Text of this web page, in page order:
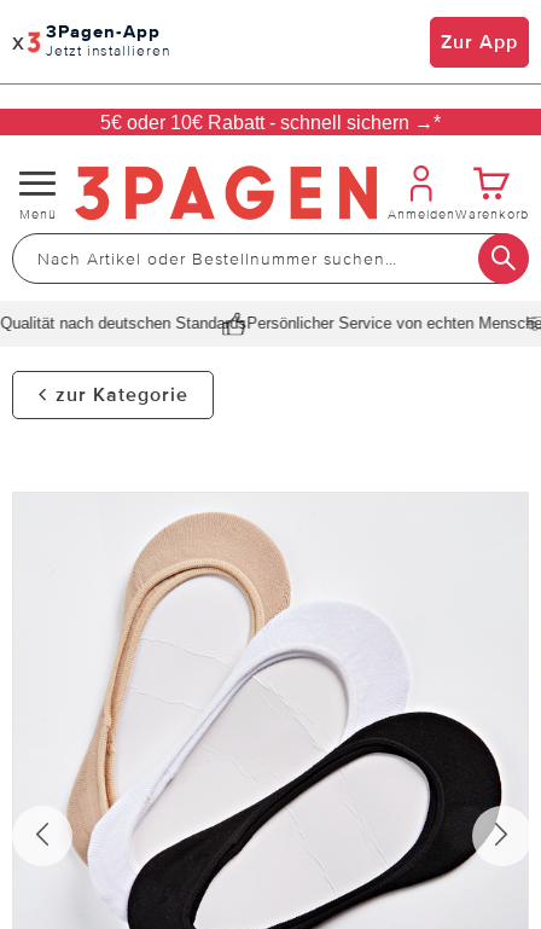
x 3Pagen-App
Jetzt installieren Zur App
5€ oder 10€ Rabatt - schnell sichern →*
Navigation
umschalten
Menü AnmeldenWarenkorb
nach deutschen StandardsPersönlicher Service von echten Menschen
zur Kategorie